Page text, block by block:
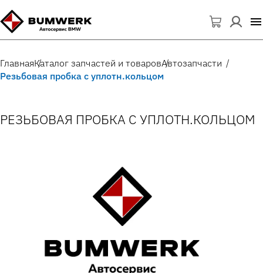
ГлавнаяКаталог запчастей и товаровАвтозапчасти
Резьбовая пробка с уплотн.кольцом
РЕЗЬБОВАЯ ПРОБКА С УПЛОТН.КОЛЬЦОМ